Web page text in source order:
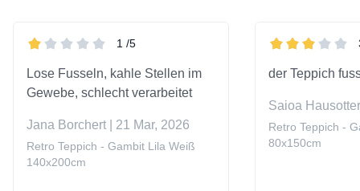
1 /5
Lose Fusseln, kahle Stellen im
Gewebe, schlecht verarbeitet
Jana Borchert | 21 Mar, 2026
Retro Teppich - Gambit Lila Weiß
140x200cm
der Teppich
Saioa
Retro Teppich -
80x150cm